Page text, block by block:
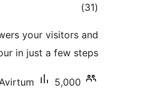
(31 דרוגים)
your visitors and
in just a few steps.
5,000+ התקנות פעילות